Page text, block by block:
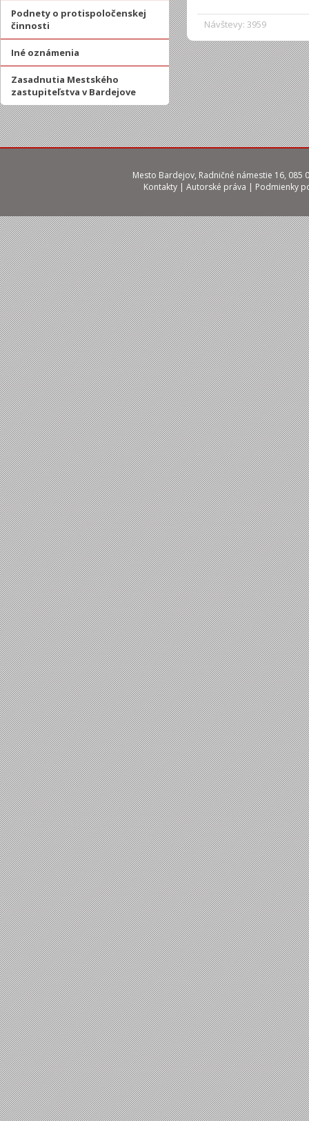
Podnety o protispoločenskej
činnosti
Iné oznámenia
Zasadnutia Mestského
zastupiteľstva v Bardejove
Návštevy: 3959
Mesto Bardejov, Radničné námestie 16, 085
Kontakty | Autorské práva | Podmienky